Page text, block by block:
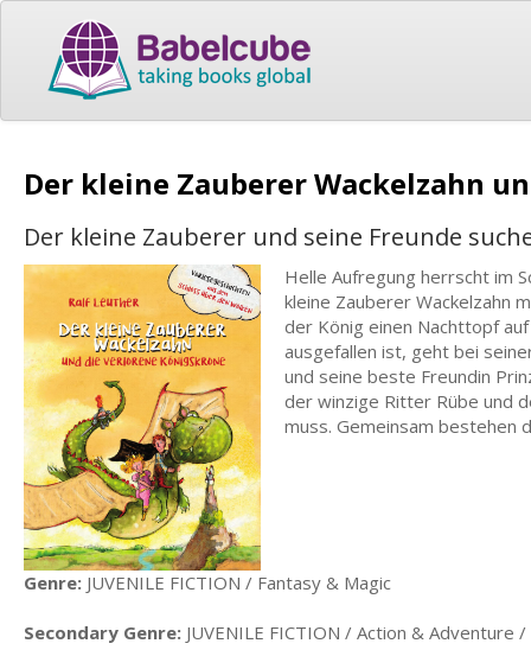
Der kleine Zauberer Wackelzahn
Der kleine Zauberer und seine Freunde
Helle Aufregung herrscht im
kleine Zauberer Wackelzahn
der König einen Nachttopf
ausgefallen ist, geht bei
und seine beste Freundin
der winzige Ritter Rübe und
muss. Gemeinsam bestehen
Genre: JUVENILE FICTION / Fantasy & Magic
Secondary Genre: JUVENILE FICTION / Action & Adventure